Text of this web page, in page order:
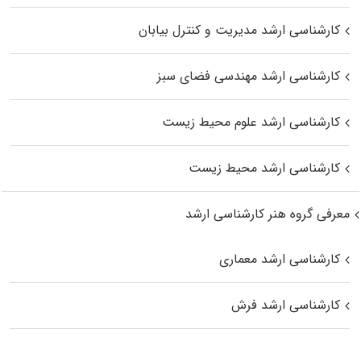
کارشناسی ارشد مدیریت و کنترل بیابان
کارشناسی ارشد مهندسی فضای سبز
کارشناسی ارشد علوم محیط‌ زیست
کارشناسی ارشد محیط زیست
معرفی گروه هنر کارشناسی ارشد
کارشناسی ارشد معماری
کارشناسی ارشد فرش